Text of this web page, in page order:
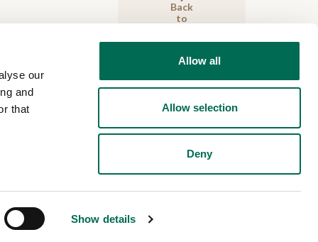
our
and
that
Show details
Allow all
Allow selection
Deny
Back
to